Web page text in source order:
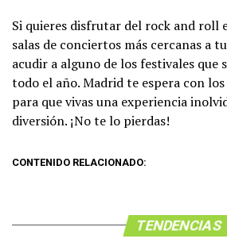
Si quieres disfrutar del rock and roll
salas de conciertos más cercanas a
acudir a alguno de los festivales que
todo el año. Madrid te espera con
para que vivas una experiencia
diversión. ¡No te lo pierdas!
CONTENIDO RELACIONADO:
TENDENCIAS